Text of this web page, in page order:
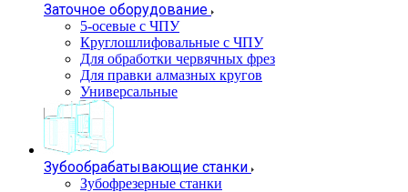
Заточное оборудование
5-осевые с ЧПУ
Круглошлифовальные с ЧПУ
Для обработки червячных фрез
Для правки алмазных кругов
Универсальные
Зубообрабатывающие станки
Зубофрезерные станки